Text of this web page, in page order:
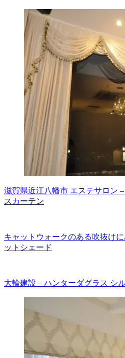
滋賀県近江八幡市 エステサロン
スカーテン
キャットウォークのある吹抜け
ットシェード
大輪建設 – ハンターダグラス シ